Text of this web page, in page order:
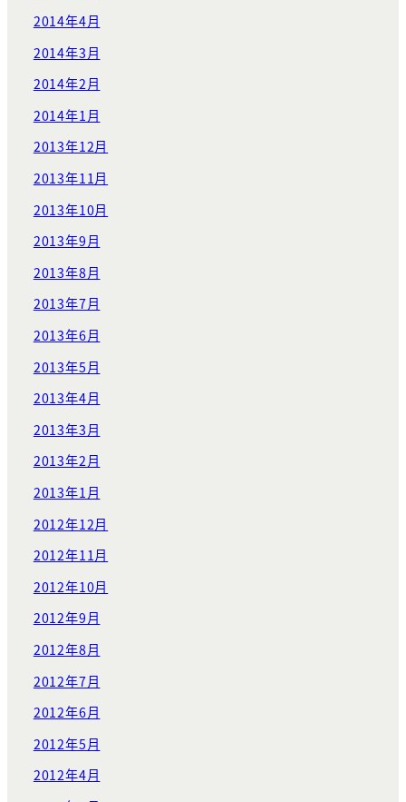
2014年4月
2014年3月
2014年2月
2014年1月
2013年12月
2013年11月
2013年10月
2013年9月
2013年8月
2013年7月
2013年6月
2013年5月
2013年4月
2013年3月
2013年2月
2013年1月
2012年12月
2012年11月
2012年10月
2012年9月
2012年8月
2012年7月
2012年6月
2012年5月
2012年4月